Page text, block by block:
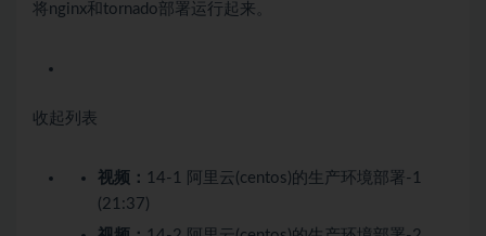
将nginx和tornado部署运行起来。
收起列表
视频： 14-1 阿里云(centos)的生产环境部署-1
(21:37)